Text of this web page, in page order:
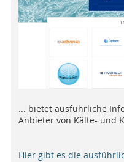
... bietet ausführliche
Anbieter von Kälte- und
Hier gibt es die